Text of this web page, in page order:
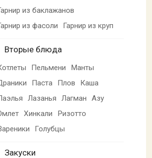
из баклажанов
из фасоли
Гарнир из круп
Вторые блюда
Пельмени
Манты
Паста Плов
Каша
Лазанья Лагман
Азу
Хинкали
Ризотто
Голубцы
Закуски